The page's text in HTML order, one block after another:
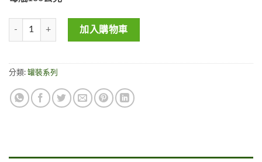
有機紅薑黃粉(大瓶) 數量
加入購物車
分類: 罐裝系列